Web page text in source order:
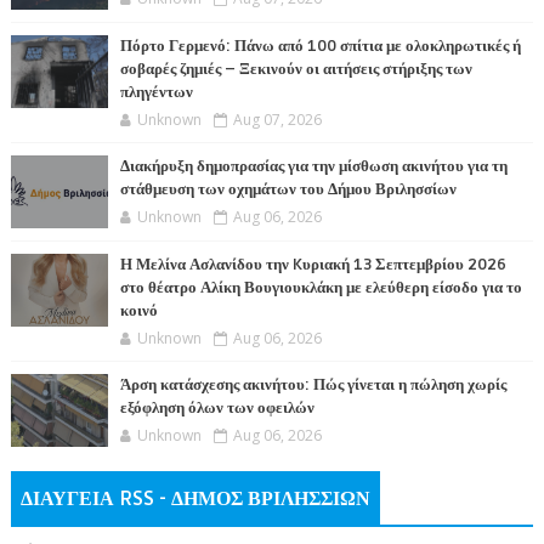
Πόρτο Γερμενό: Πάνω από 100 σπίτια με ολοκληρωτικές ή
σοβαρές ζημιές – Ξεκινούν οι αιτήσεις στήριξης των
πληγέντων
Unknown Aug 07, 2026
Διακήρυξη δημοπρασίας για την μίσθωση ακινήτου για τη
στάθμευση των οχημάτων του Δήμου Βριλησσίων
Unknown Aug 06, 2026
Η Μελίνα Ασλανίδου την Kυριακή 13 Σεπτεμβρίου 2026
στο θέατρο Αλίκη Βουγιουκλάκη με ελεύθερη είσοδο για το
κοινό
Unknown Aug 06, 2026
Άρση κατάσχεσης ακινήτου: Πώς γίνεται η πώληση χωρίς
εξόφληση όλων των οφειλών
Unknown Aug 06, 2026
ΔΙΑΥΓΕΙΑ RSS - ΔΗΜΟΣ ΒΡΙΛΗΣΣΙΩΝ